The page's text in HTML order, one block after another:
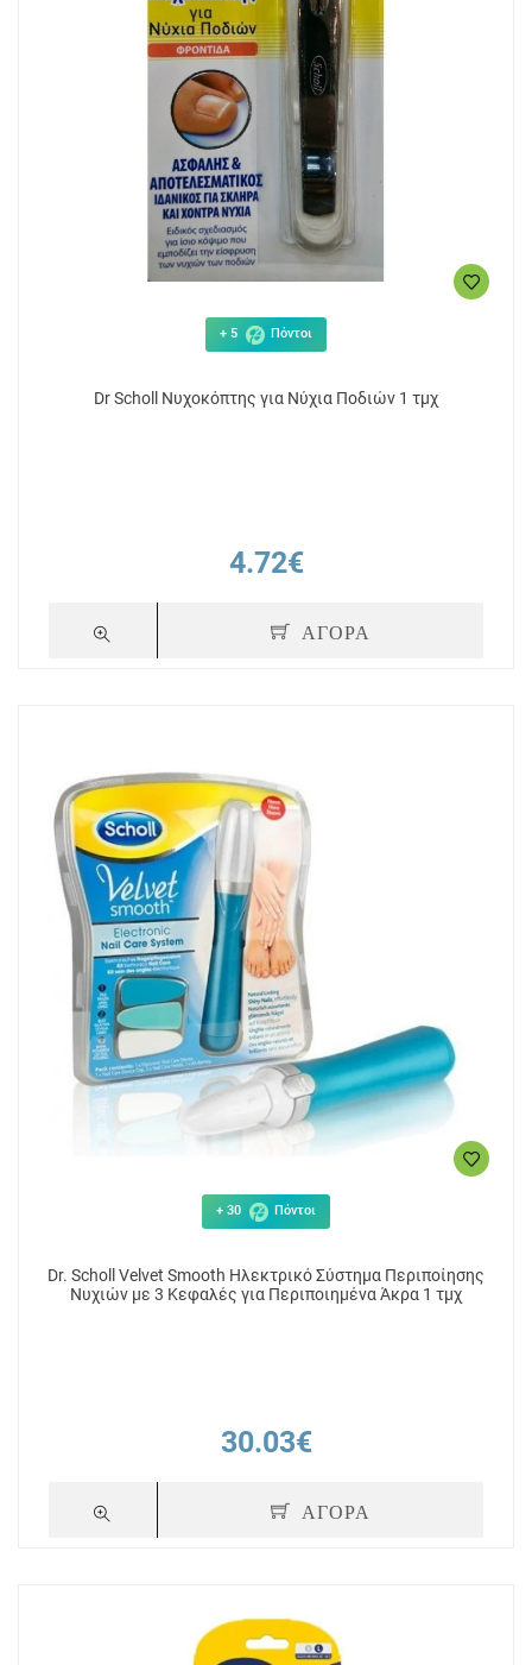
+ 5 Πόντοι
Dr Scholl Νυχοκόπτης για Νύχια Ποδιών 1 τμχ
4.72€
ΑΓΟΡΑ
+ 30 Πόντοι
Dr. Scholl Velvet Smooth Ηλεκτρικό Σύστημα Περιποίησης
Νυχιών με 3 Κεφαλές για Περιποιημένα Άκρα 1 τμχ
30.03€
ΑΓΟΡΑ